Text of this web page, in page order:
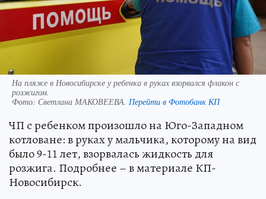
На пляже в Новосибирске у ребенка в руках взорвался флакон с
розжигом.
Фото: Светлана МАКОВЕЕВА. Перейти в Фотобанк КП
ЧП с ребенком произошло на Юго-Западном
котловане: в руках у мальчика, которому на вид
было 9-11 лет, взорвалась жидкость для
розжига. Подробнее – в материале КП-
Новосибирск.